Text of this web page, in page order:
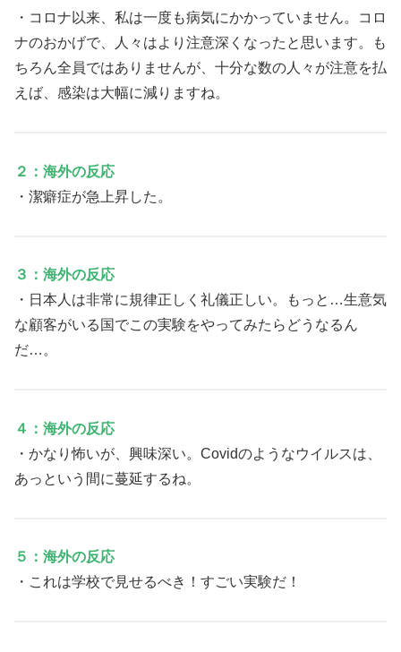
・コロナ以来、私は一度も病気にかかっていません。コロ
ナのおかげで、人々はより注意深くなったと思います。も
ちろん全員ではありませんが、十分な数の人々が注意を払
えば、感染は大幅に減りますね。
２：海外の反応
・潔癖症が急上昇した。
３：海外の反応
・日本人は非常に規律正しく礼儀正しい。もっと…生意気
な顧客がいる国でこの実験をやってみたらどうなるん
だ…。
４：海外の反応
・かなり怖いが、興味深い。Covidのようなウイルスは、
あっという間に蔓延するね。
５：海外の反応
・これは学校で見せるべき！すごい実験だ！